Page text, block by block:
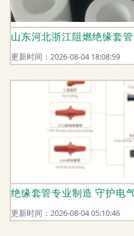
山东河北浙江阻燃绝缘套
更新时间：2026-08-04 18:08:59
绝缘套管专业制造 守护电
更新时间：2026-08-04 05:10:46